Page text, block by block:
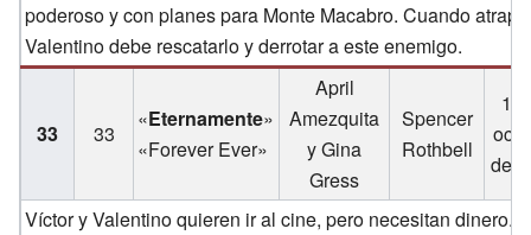
poderoso y con planes para Monte Macabro. Cuando
Valentino debe rescatarlo y derrotar a este enemigo.
33 33
«Eternamente»
«Forever Ever»
April
Amezquita
y Gina
Gress
Spencer
Rothbell
12
de
Víctor y Valentino quieren ir al cine, pero necesitan dinero.